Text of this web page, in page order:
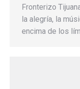
Fronterizo
la alegría, la
encima de los